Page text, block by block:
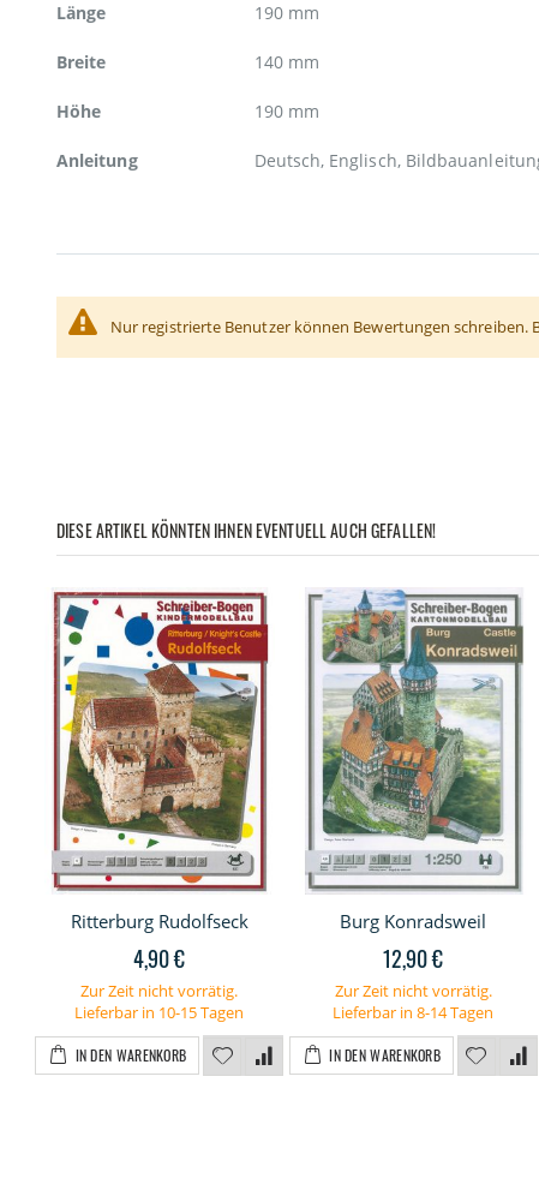
Länge 190 mm
Breite 140 mm
Höhe 190 mm
Anleitung Deutsch, Englisch,
Nur registrierte Benutzer können Bewertungen schreiben.
DIESE ARTIKEL KÖNNTEN IHNEN EVENTUELL AUCH GEFALLEN!
Ritterburg Rudolfseck
4,90 €
Zur Zeit nicht vorrätig.
Lieferbar in 10-15 Tagen
IN DEN WARENKORB
Burg Konradsweil
12,90 €
Zur Zeit nicht vorrätig.
Lieferbar in 8-14 Tagen
IN DEN WARENKORB